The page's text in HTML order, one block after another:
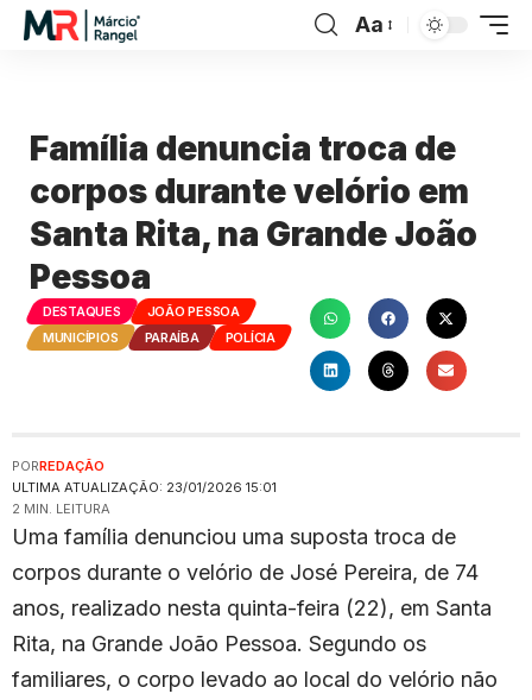
Aa
Família denuncia troca de
corpos durante velório em
Santa Rita, na Grande João
Pessoa
DESTAQUES
JOÃO PESSOA
MUNICÍPIOS
PARAÍBA POLÍCIA
ULTIMA ATUALIZAÇÃO: 23/01/2026 15:01
PORREDAÇÃO
2 MIN. LEITURA
Uma família denunciou uma suposta troca de
corpos durante o velório de José Pereira, de 74
anos, realizado nesta quinta-feira (22), em Santa
Rita, na Grande João Pessoa. Segundo os
familiares, o corpo levado ao local do velório não